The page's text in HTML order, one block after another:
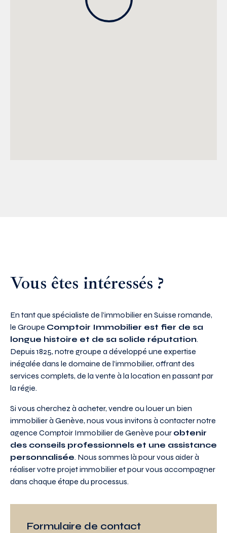
Vous êtes intéressés ?
En tant que spécialiste de l’immobilier en Suisse romande,
le Groupe Comptoir Immobilier est fier de sa
longue histoire et de sa solide réputation.
Depuis 1825, notre groupe a développé une expertise
inégalée dans le domaine de l’immobilier, offrant des
services complets, de la vente à la location en passant par
la régie.
Si vous cherchez à acheter, vendre ou louer un bien
immobilier à Genève, nous vous invitons à contacter notre
agence Comptoir Immobilier de Genève pour obtenir
des conseils professionnels et une assistance
personnalisée. Nous sommes là pour vous aider à
réaliser votre projet immobilier et pour vous accompagner
dans chaque étape du processus.
Formulaire de contact